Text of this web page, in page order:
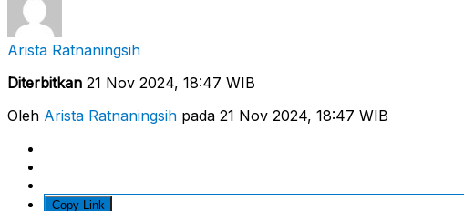
Arista Ratnaningsih
Diterbitkan 21 Nov 2024, 18:47 WIB
Oleh Arista Ratnaningsih pada 21 Nov 2024, 18:47 WIB
Copy Link